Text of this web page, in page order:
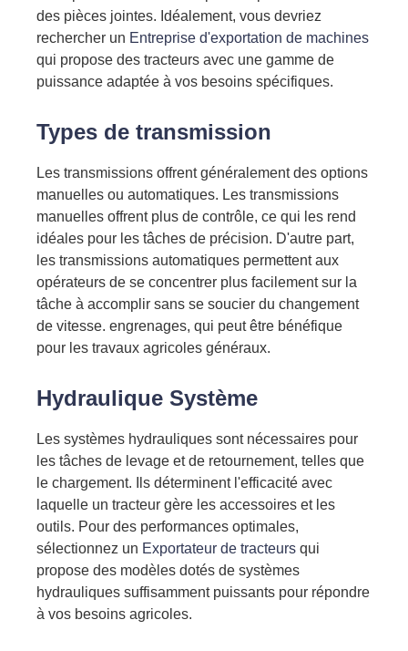
des pièces jointes. Idéalement, vous devriez
rechercher un Entreprise d'exportation de machines
qui propose des tracteurs avec une gamme de
puissance adaptée à vos besoins spécifiques.
Types de transmission
Les transmissions offrent généralement des options
manuelles ou automatiques. Les transmissions
manuelles offrent plus de contrôle, ce qui les rend
idéales pour les tâches de précision. D'autre part,
les transmissions automatiques permettent aux
opérateurs de se concentrer plus facilement sur la
tâche à accomplir sans se soucier du changement
de vitesse. engrenages, qui peut être bénéfique
pour les travaux agricoles généraux.
Hydraulique Système
Les systèmes hydrauliques sont nécessaires pour
les tâches de levage et de retournement, telles que
le chargement. Ils déterminent l'efficacité avec
laquelle un tracteur gère les accessoires et les
outils. Pour des performances optimales,
sélectionnez un Exportateur de tracteurs qui
propose des modèles dotés de systèmes
hydrauliques suffisamment puissants pour répondre
à vos besoins agricoles.